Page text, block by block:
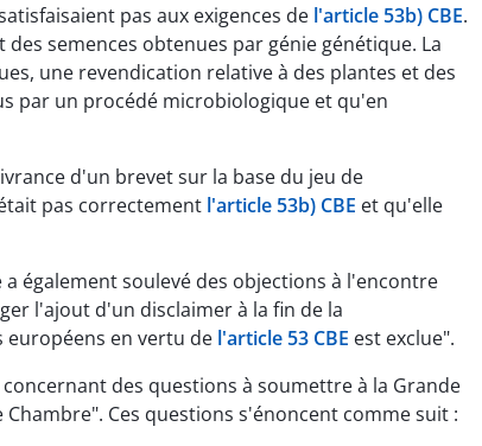
pas aux exigences de l'article 53b) CBE.
semences obtenues par génie génétique. La
une revendication relative à des plantes et des
par un procédé microbiologique et qu'en
d'un brevet sur la base du jeu de
pas correctement l'article 53b) CBE et qu'elle
également soulevé des objections à l'encontre
l'ajout d'un disclaimer à la fin de la
européens en vertu de l'article 53 CBE est exclue".
des questions à soumettre à la Grande
Ces questions s'énoncent comme suit :